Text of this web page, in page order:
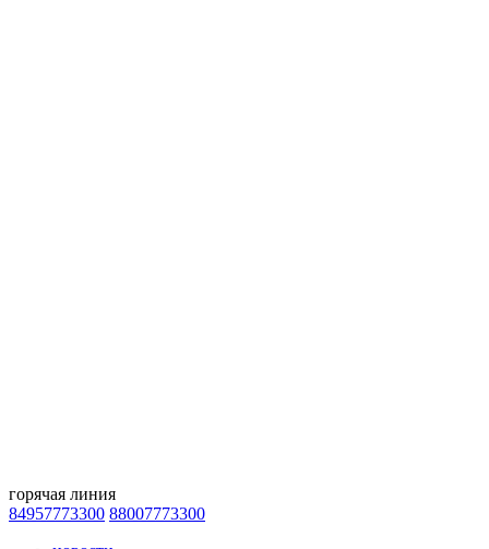
горячая линия
84957773300 88007773300